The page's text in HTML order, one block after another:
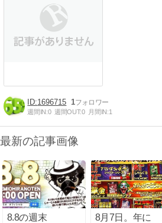
1696715 1
週間IN:0 週間OUT:0 月間IN:1
最新の記事画像
8.8の週末
8月7日。年に